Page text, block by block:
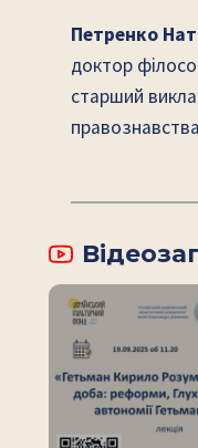
Петренко
доктор
старший